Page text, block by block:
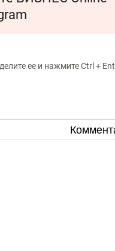
ее и нажмите Ctrl +